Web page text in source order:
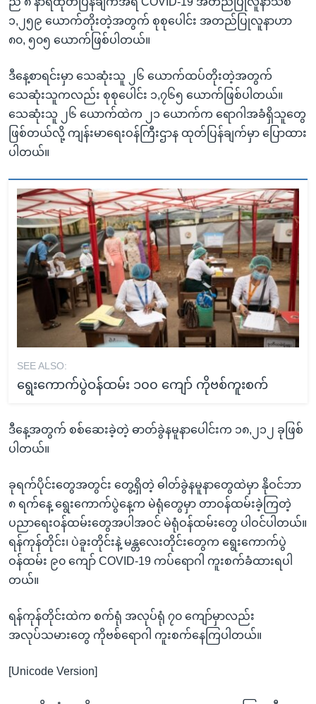
၁,၂၅၉ ယောက်တိုးတဲ့အတွက် စုစုပေါင်း အတည်ပြုလူနာဟာ
၈၀, ၅၀၅ ယောက်ဖြစ်ပါတယ်။
ဒီနေ့စာရင်းမှာ သေဆုံးသူ ၂၆ ယောက်ထပ်တိုးတဲ့အတွက်
သေဆုံးသူကလည်း စုစုပေါင်း ၁,၇၆၅ ယောက်ဖြစ်ပါတယ်။
သေဆုံးသူ ၂၆ ယောက်ထဲက ၂၁ ယောက်က ရောဂါအခံရှိသူတွေ
ဖြစ်တယ်လို့ ကျန်းမာရေးဝန်ကြီးဌာန ထုတ်ပြန်ချက်မှာ ပြောထား
ပါတယ်။
SEE ALSO:
ရွေးကောက်ပွဲဝန်ထမ်း ၁၀၀ ကျော် ကိုဗစ်ကူးစက်
ဒီနေ့အတွက် စစ်ဆေးခဲ့တဲ့ ဓာတ်ခွဲနမူနာပေါင်းက ၁၈,၂၁၂ ခုဖြစ်
ပါတယ်။
ခုရက်ပိုင်းတွေအတွင်း တွေ့ရှိတဲ့ ဓါတ်ခွဲနမူနာတွေထဲမှာ နိုဝင်ဘာ
၈ ရက်နေ့ ရွေးကောက်ပွဲနေ့က မဲရုံတွေမှာ တာဝန်ထမ်းခဲ့ကြတဲ့
ပညာရေးဝန်ထမ်းတွေအပါအဝင် မဲရုံဝန်ထမ်းတွေ ပါဝင်ပါတယ်။
ရန်ကုန်တိုင်း၊ ပဲခူးတိုင်းနဲ့ မန္တလေးတိုင်းတွေက ရွေးကောက်ပွဲ
ဝန်ထမ်း ၉၀ ကျော် COVID-19 ကပ်ရောဂါ ကူးစက်ခံထားရပါ
တယ်။
ရန်ကုန်တိုင်းထဲက စက်ရုံ အလုပ်ရုံ ၇၀ ကျော်မှာလည်း
အလုပ်သမားတွေ ကိုဗစ်ရောဂါ ကူးစက်နေကြပါတယ်။
[Unicode Version]